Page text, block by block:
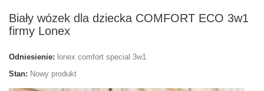
Biały wózek dla dziecka COMFORT ECO 3w1
firmy Lonex
Odniesienie: lonex comfort special 3w1
Stan: Nowy produkt